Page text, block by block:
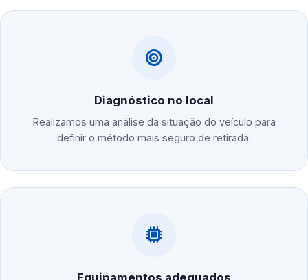
Diagnóstico no local
Realizamos uma análise da situação do veículo para
definir o método mais seguro de retirada.